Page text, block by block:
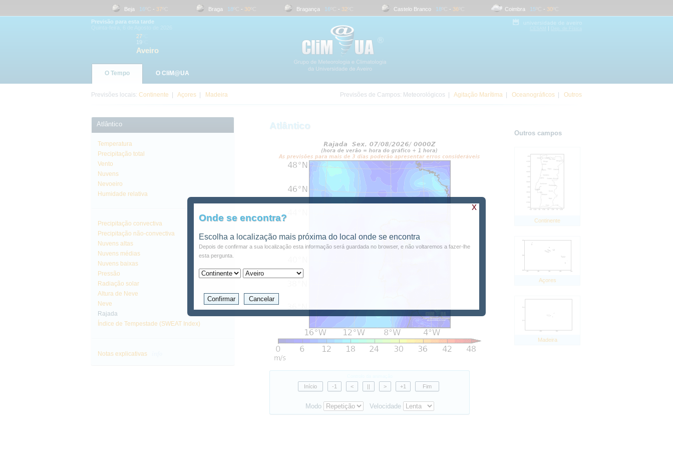
Beja 16ºC 37ºC Braga 18ºC 30ºC Bragança 16ºC 32ºC Castelo Branco 18ºC 36ºC Coimbra 15ºC 30ºC
|
Previsão para esta tarde
27
19
Aveiro
O Tempo O CliM@UA
Previsões locais: Continente Açores Madeira Previsões de Campos: Meteorológicos Agitação Marítima Oceanográficos Outros
Atlântico
Temperatura
Precipitação total
Vento
Nuvens
Nevoeiro
Humidade relativa
Precipitação convectiva
Precipitação não-convectiva
Nuvens altas
Nuvens médias
Nuvens baixas
Pressão
Radiação solar
Altura de Neve
Neve
Rajada
Índice de Tempestade (SWEAT Index)
Notas explicativas
Atlântico
Modo Velocidade
Outros campos
Continente
Açores
Madeira
Onde se encontra?
Escolha a localização mais próxima do local onde se encontra
Depois de confirmar a sua localização esta informação será guardada no browser, e não voltaremos a fazer-lhe
esta pergunta.
x